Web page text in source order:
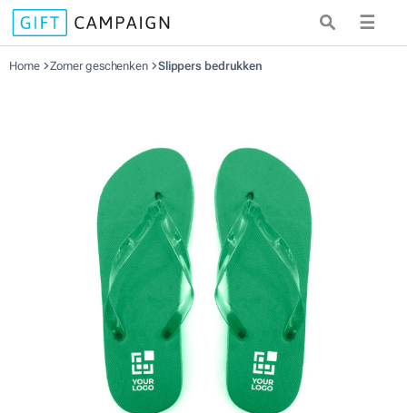
☰
Home Zomer geschenken Slippers bedrukken